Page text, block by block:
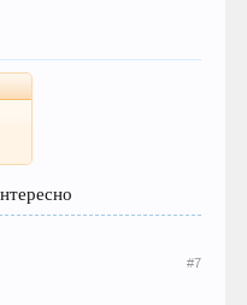
#7